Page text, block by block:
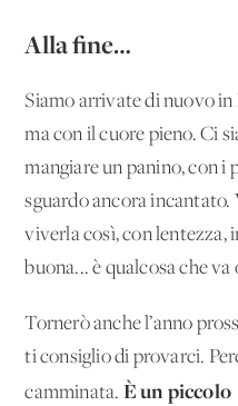
Alla fine…
Siamo arrivate di nuovo in
ma con il cuore pieno. Ci
mangiare un panino, con i
sguardo ancora incantato.
viverla così, con lentezza,
buona... è qualcosa che va
Tornerò anche l’anno
ti consiglio di provarci.
camminata. È un piccolo